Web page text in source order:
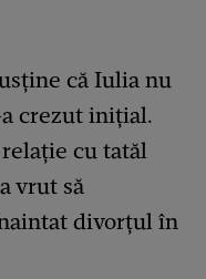
că Iulia nu
crezut inițial.
relație cu tatăl
vrut să
divorțul în